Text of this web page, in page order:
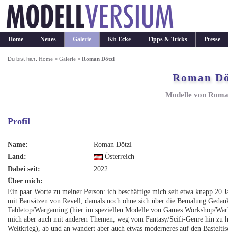
Home Neues Galerie Kit-Ecke Tipps & Tricks Presse
Du bist hier:Home >Galerie >Roman Dötzl
Roman
Modelle von
Profil
Name:
Roman Dötzl
Land:
Österreich
Dabei seit:
2022
Über mich:
Ein paar Worte zu meiner Person: ich beschäftige mich seit etwa knapp 20
mit Bausätzen von Revell, damals noch ohne sich über die Bemalung
Tabletop/Wargaming (hier im speziellen Modelle von Games Workshop/
mich aber auch mit anderen Themen, weg vom Fantasy/Scifi-Genre hin
Weltkrieg), ab und an wandert aber auch etwas moderneres auf den